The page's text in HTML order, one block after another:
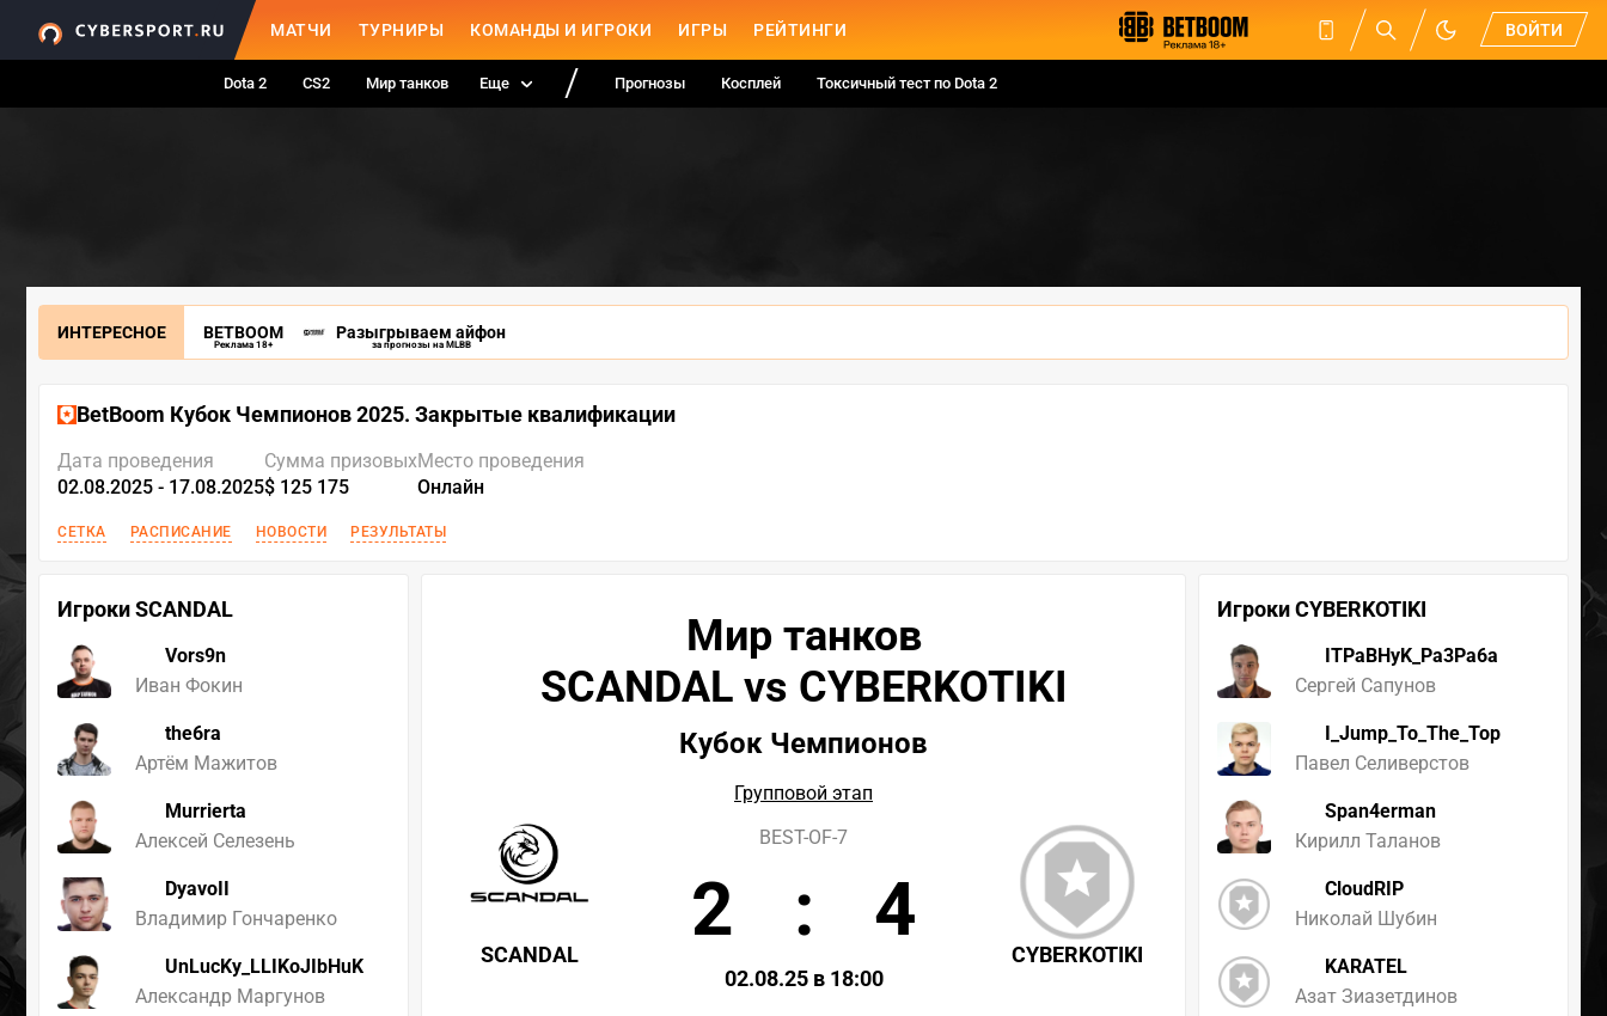
МАТЧИ ТУРНИРЫ КОМАНДЫ И ИГРОКИ ИГРЫ РЕЙТИНГИ ВОЙТИ
Dota 2 CS2 Мир танков Еще Прогнозы Косплей Токсичный тест по Dota 2
ИНТЕРЕСНОЕ BETBOOM
Реклама 18+
Разыгрываем айфон
за прогнозы на MLBB
BetBoom Кубок Чемпионов 2025. Закрытые квалификации
Дата проведения
02.08.2025 - 17.08.2025
Сумма призовых
$ 125 175
Место проведения
Онлайн
СЕТКА РАСПИСАНИЕ НОВОСТИ РЕЗУЛЬТАТЫ
Игроки SCANDAL
Vors9n
Иван Фокин
the6ra
Артём Мажитов
Murrierta
Алексей Селезень
DyavoII
Владимир Гончаренко
UnLucKy_LLIKoJIbHuK
Александр Маргунов
Игроки CYBERKOTIKI
ITPaBHyK_Pa3Pa6a
Сергей Сапунов
I_Jump_To_The_Top
Павел Селиверстов
Span4erman
Кирилл Таланов
CloudRIP
Николай Шубин
KARATEL
Азат Зиазетдинов
Мир танков
SCANDAL vs CYBERKOTIKI
Кубок Чемпионов
Групповой этап
SCANDAL CYBERKOTIKI
BEST-OF-7
2 : 4
02.08.25 в 18:00